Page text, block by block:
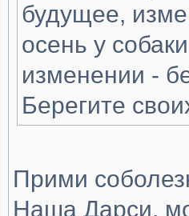
будущее,
осень у
изменении -
Берегите
Прими
Наша Дарси,